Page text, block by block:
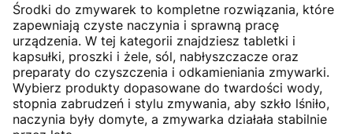
Środki do zmywarek to kompletne rozwiązania, które
zapewniają czyste naczynia i sprawną pracę
urządzenia. W tej kategorii znajdziesz tabletki i
kapsułki, proszki i żele, sól, nabłyszczacze oraz
preparaty do czyszczenia i odkamieniania zmywarki.
Wybierz produkty dopasowane do twardości wody,
stopnia zabrudzeń i stylu zmywania, aby szkło lśniło,
naczynia były domyte, a zmywarka działała stabilnie